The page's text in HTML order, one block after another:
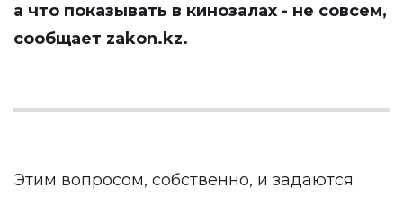
а что показывать в кинозалах - не совсем,
сообщает zakon.kz.
Этим вопросом, собственно, и задаются